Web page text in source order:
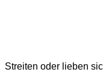
Streiten oder lieben